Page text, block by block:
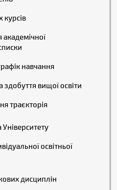
курсів
академічної
навчання
вищої освіти
траєкторія
освітньої
дисциплін